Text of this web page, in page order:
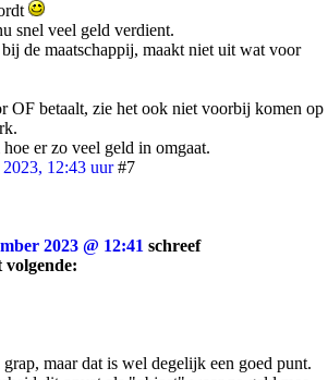
snel veel geld verdient.
de maatschappij, maakt niet uit wat voor
OF betaalt, zie het ook niet voorbij komen op
er zo veel geld in omgaat.
12:43 uur #7
2023 @ 12:41 schreef
volgende:
grap, maar dat is wel degelijk een goed punt.